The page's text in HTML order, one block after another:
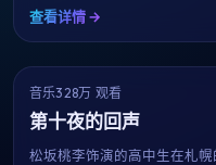
查看详情 →
趋势
音乐328万 观看
第十夜的回声
松坂桃李饰演的高中生在札